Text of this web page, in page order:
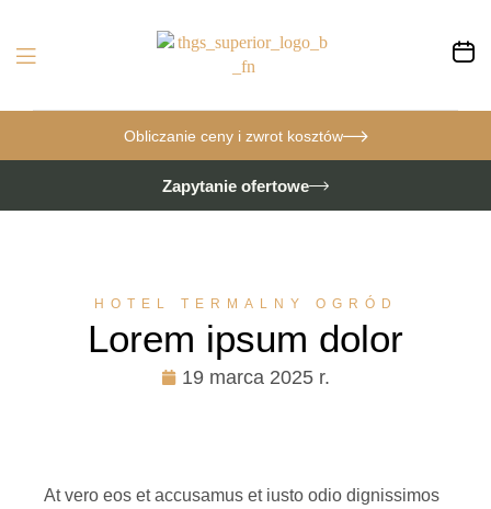
Obliczanie ceny i zwrot kosztów
Zapytanie ofertowe
HOTEL TERMALNY OGRÓD
Lorem ipsum dolor
19 marca 2025 r.
At vero eos et accusamus et iusto odio dignissimos